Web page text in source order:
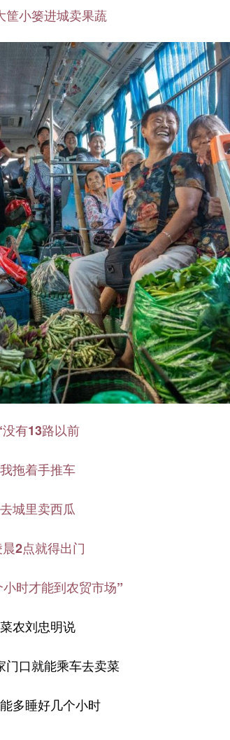
筐小篓进城卖果蔬
没有13路以前
我拖着手推车
去城里卖西瓜
晨2点就得出门
时才能到农贸市场”
菜农刘忠明说
门口就能乘车去卖菜
多睡好几个小时